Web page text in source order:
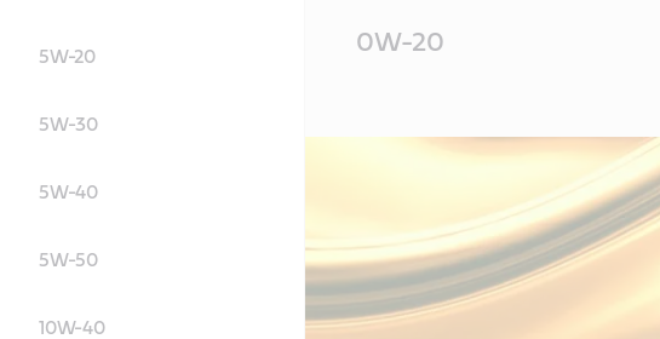
5W-20
5W-30
5W-40
5W-50
10W-40
Content0W-20